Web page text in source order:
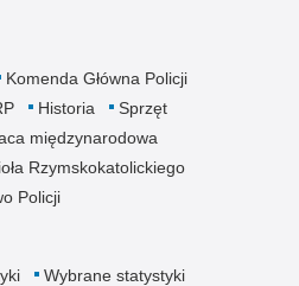
Komenda Główna Policji
Historia
Sprzęt
międzynarodowa
Rzymskokatolickiego
Policji
Wybrane statystyki